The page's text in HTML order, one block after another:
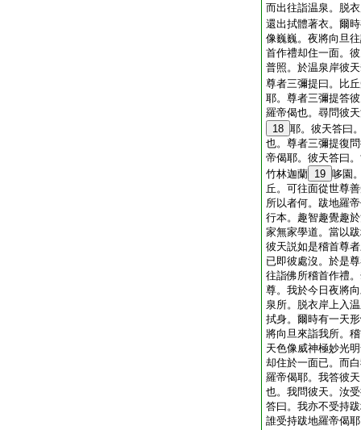
而出往詣温泉。脱
還出拭體著衣。爾
像巍巍。夜將向旦
首作禮却住一面。
普照。於温泉岸彼
尊者三彌提曰。比
耶。尊者三彌提答
羅帝偈也。尋問彼
18 耶。彼天答曰
也。尊者三彌提復
帝偈耶。彼天答曰
竹林迦蘭 19 哆園
丘。可往面從世尊
所以者何。跋地羅
行本。趣智趣覺趣
家無家學道。當以
彼天説如是稽首尊
已即彼處沒。於是
往詣佛所稽首作禮
尊。我於今日夜將
泉所。脱衣岸上入
拭身。爾時有一天
將向旦來詣我所。
天色像威神極妙光
却住於一面已。而
羅帝偈耶。我答彼
也。我問彼天。汝
答曰。我亦不受持
誰受持跋地羅帝偈